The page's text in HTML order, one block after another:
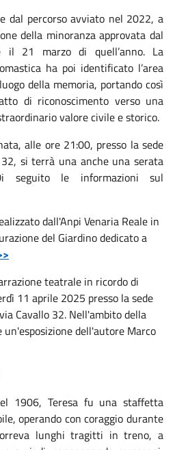
dal percorso avviato nel 2022, a
della minoranza approvata dal
il 21 marzo di quell’anno. La
ha poi identificato l’area
della memoria, portando così
di riconoscimento verso una
valore civile e storico.
alle ore 21:00, presso la sede
si terrà una anche una serata
seguito le informazioni sul
dall'Anpi Venaria Reale in
del Giardino dedicato a
teatrale in ricordo di
11 aprile 2025 presso la sede
Cavallo 32. Nell'ambito della
dell'autore Marco
1906, Teresa fu una staffetta
operando con coraggio durante
lunghi tragitti in treno, a